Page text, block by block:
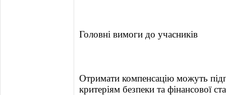
Головні вимоги до учасників
Отримати компенсацію можуть
критеріям безпеки та фінансової